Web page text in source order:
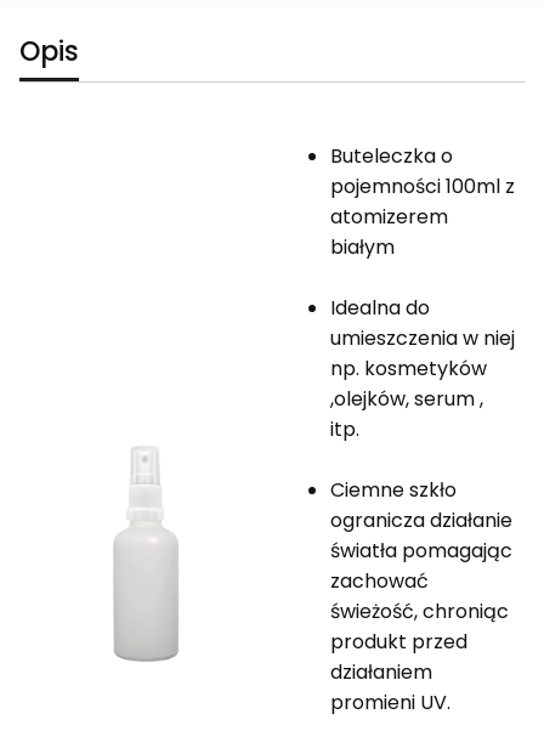
Opis
Buteleczka o
pojemności 100ml z
atomizerem
białym
Idealna do
umieszczenia w niej
np. kosmetyków
,olejków, serum ,
itp.
Ciemne szkło
ogranicza działanie
światła pomagając
zachować
świeżość, chroniąc
produkt przed
działaniem
promieni UV.